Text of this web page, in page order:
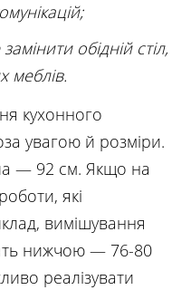
обідній стіл,
меблів.
кухонного
увагою й розміри.
— 92 см. Якщо на
які
вимішування
нижчою — 76-80
реалізувати